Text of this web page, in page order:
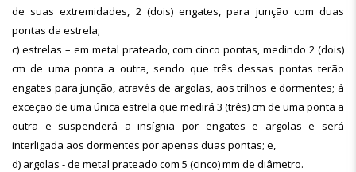
de suas extremidades, 2 (dois) engates, para junção com duas
pontas da estrela;
c) estrelas – em metal prateado, com cinco pontas, medindo 2 (dois)
cm de uma ponta a outra, sendo que três dessas pontas terão
engates para junção, através de argolas, aos trilhos e dormentes; à
exceção de uma única estrela que medirá 3 (três) cm de uma ponta a
outra e suspenderá a insígnia por engates e argolas e será
interligada aos dormentes por apenas duas pontas; e,
d) argolas - de metal prateado com 5 (cinco) mm de diâmetro.